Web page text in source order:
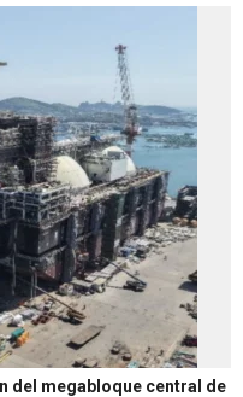
del megabloque central de